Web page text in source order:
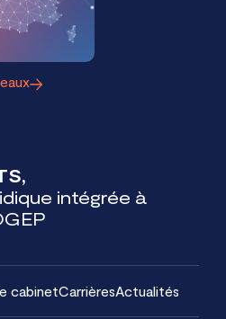
intégrée à
cabinetCarrièresActualités